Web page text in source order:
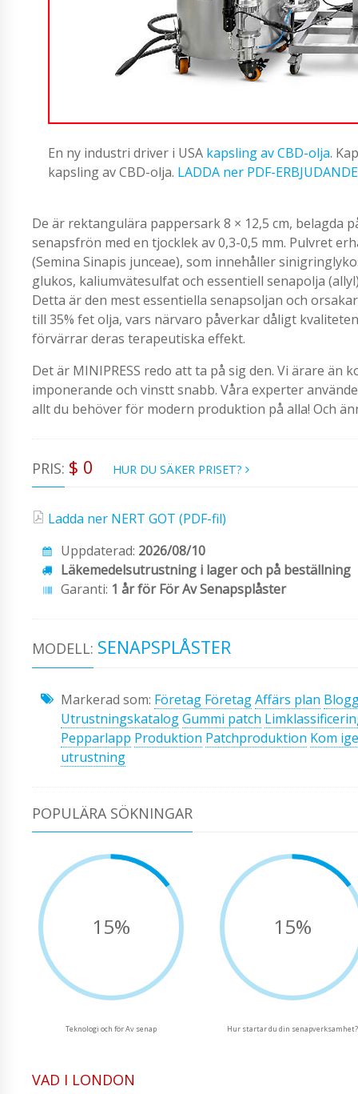
En ny industri driver i USA kapsling av CBD-olja.
kapsling av CBD-olja. LADDA ner PDF-
De är rektangulära pappersark 8 × 12,5 cm, belagda
senapsfrön med en tjocklek av 0,3-0,5 mm. Pulvret
(Semina Sinapis junceae), som innehåller
glukos, kaliumvätesulfat och essentiell senapolja
Detta är den mest essentiella senapsoljan och
till 35% fet olja, vars närvaro påverkar dåligt
förvärrar deras terapeutiska effekt.
Det är MINIPRESS redo att ta på sig den. Vi ärare
imponerande och vinstt snabb. Våra experter
allt du behöver för modern produktion på alla! Och
PRIS: $ 0 HUR DU SÄKER PRISET?
Ladda ner NERT GOT (PDF-fil)
Uppdaterad: 2026/08/10
Läkemedelsutrustning i lager och på beställning
Garanti: 1 år för För Av Senapsplåster
MODELL: SENAPSPLÅSTER
Markerad som: Företag FöretagAffärs plan
UtrustningskatalogGummi patch
Pepparlapp Produktion Patchproduktion Kom
utrustning
POPULÄRA SÖKNINGAR
15%
Teknologi och för Av senap
15%
Hur startar du din senapverksamhet?
VAD I LONDON